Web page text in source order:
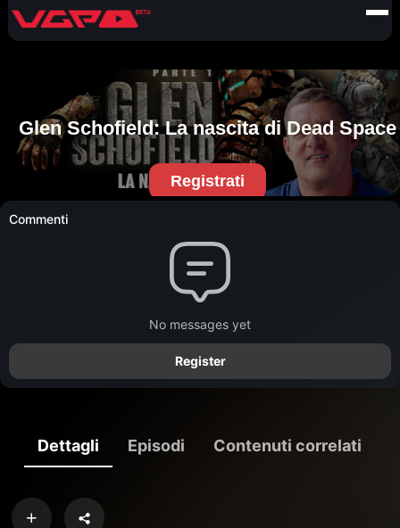
Commenti
No messages yet
Register
Dettagli Episodi Contenuti correlati